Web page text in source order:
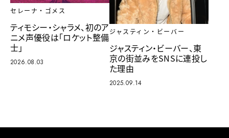
セレーナ・ゴメス
ティモシー・シャラメ、初のア
ニメ声優役は「ロケット整備
士」
2026.08.03
ジャスティン・ビーバー
ジャスティン・ビーバー、東
京の街並みをSNSに連投し
た理由
2025.09.14